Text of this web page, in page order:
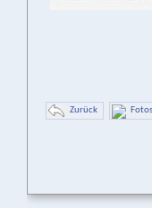
Zurück